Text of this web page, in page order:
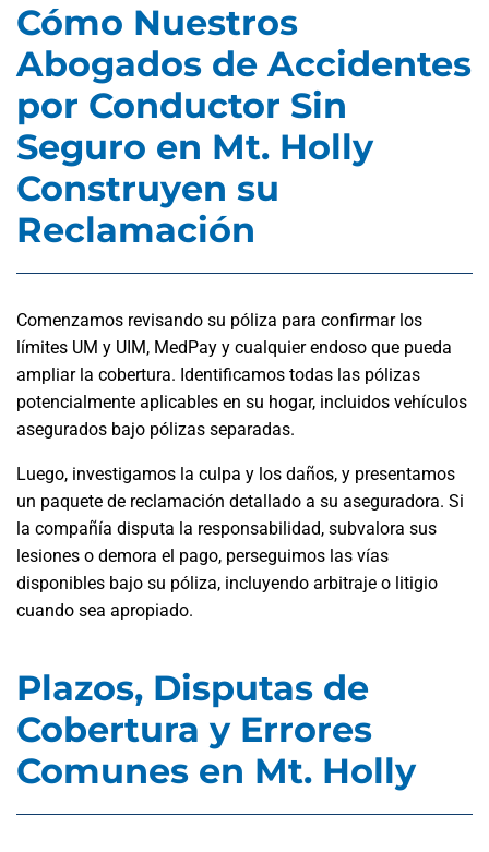
Cómo Nuestros
Abogados de Accidentes
por Conductor Sin
Seguro en Mt. Holly
Construyen su
Reclamación
Comenzamos revisando su póliza para confirmar los
límites UM y UIM, MedPay y cualquier endoso que pueda
ampliar la cobertura. Identificamos todas las pólizas
potencialmente aplicables en su hogar, incluidos vehículos
asegurados bajo pólizas separadas.
Luego, investigamos la culpa y los daños, y presentamos
un paquete de reclamación detallado a su aseguradora. Si
la compañía disputa la responsabilidad, subvalora sus
lesiones o demora el pago, perseguimos las vías
disponibles bajo su póliza, incluyendo arbitraje o litigio
cuando sea apropiado.
Plazos, Disputas de
Cobertura y Errores
Comunes en Mt. Holly